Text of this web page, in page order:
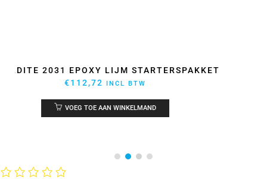
EPOXY LIJM ARALDITE 2031 50ML
€59,92 INCL BTW
VOEG TOE AAN WINKELMAND